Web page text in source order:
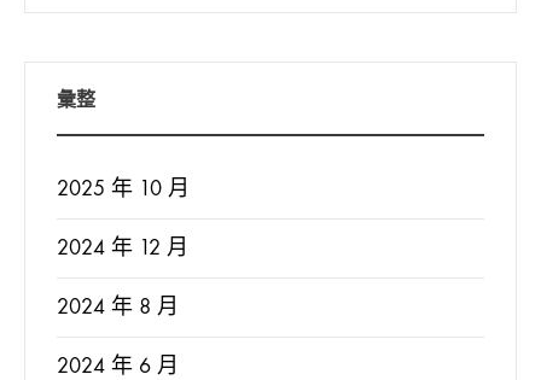
彙整
2025 年 10 月
2024 年 12 月
2024 年 8 月
2024 年 6 月